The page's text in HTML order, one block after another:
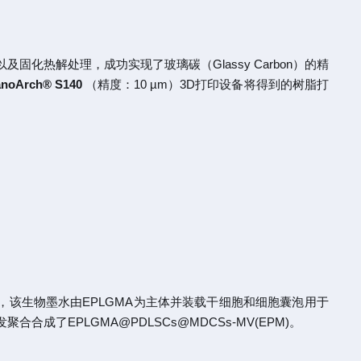
及固化热解处理，成功实现了玻璃碳（Glassy Carbon）的精
S140 （精度：10 µm）3D打印设备将得到的树脂打
该生物墨水由EPLGMA为主体并装载干细胞和细胞囊泡用于
合合成了EPLGMA@PDLSCs@MDCSs-MV(EPM)。